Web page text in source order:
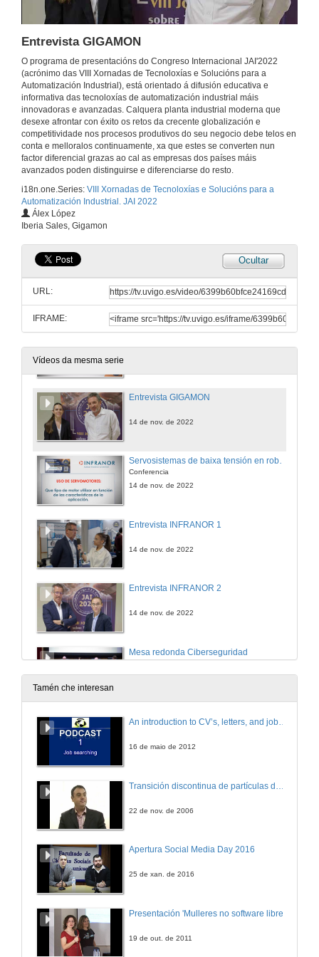
Entrevista GIGAMON
O programa de presentacións do Congreso Internacional JAI'2022
(acrónimo das VIII Xornadas de Tecnoloxías e Solucións para a
Automatización Industrial), está orientado á difusión educativa e
informativa das tecnoloxías de automatización industrial máis
innovadoras e avanzadas. Calquera planta industrial moderna que
desexe afrontar con éxito os retos da crecente globalización e
competitividade nos procesos produtivos do seu negocio debe telos en
conta e melloralos continuamente, xa que estes se converten nun
factor diferencial grazas ao cal as empresas dos países máis
avanzados poden distinguirse e diferenciarse do resto.
i18n.one.Series: VIII Xornadas de Tecnoloxías e Solucións para a
Automatización Industrial. JAI 2022
Álex López
Iberia Sales, Gigamon
Ocultar
URL:
IFRAME:
Vídeos da mesma serie
La monitorización de máquinas fácil, segura y efectiva
Conferencia
14 de nov. de 2022
Entrevista HMS 1
14 de nov. de 2022
Entrevista HMS 2
14 de nov. de 2022
14 de nov. de 2022
Captación de tráfico en redes industriais para análise con sondas OT
Entrevista GIGAMON
14 de nov. de 2022
Servosistemas de baixa tensión en robótica móbil
Conferencia
14 de nov. de 2022
Entrevista INFRANOR 1
14 de nov. de 2022
Entrevista INFRANOR 2
14 de nov. de 2022
Mesa redonda Ciberseguridad
ESET / FORTINET
14 de nov. de 2022
Conferencia
Conferencia
Tamén che interesan
An introduction to CV’s, letters, and job searching
16 de maio de 2012
22 de nov. de 2006
Apertura Social Media Day 2016
25 de xan. de 2016
Presentación 'Mulleres no software libre'
19 de out. de 2011